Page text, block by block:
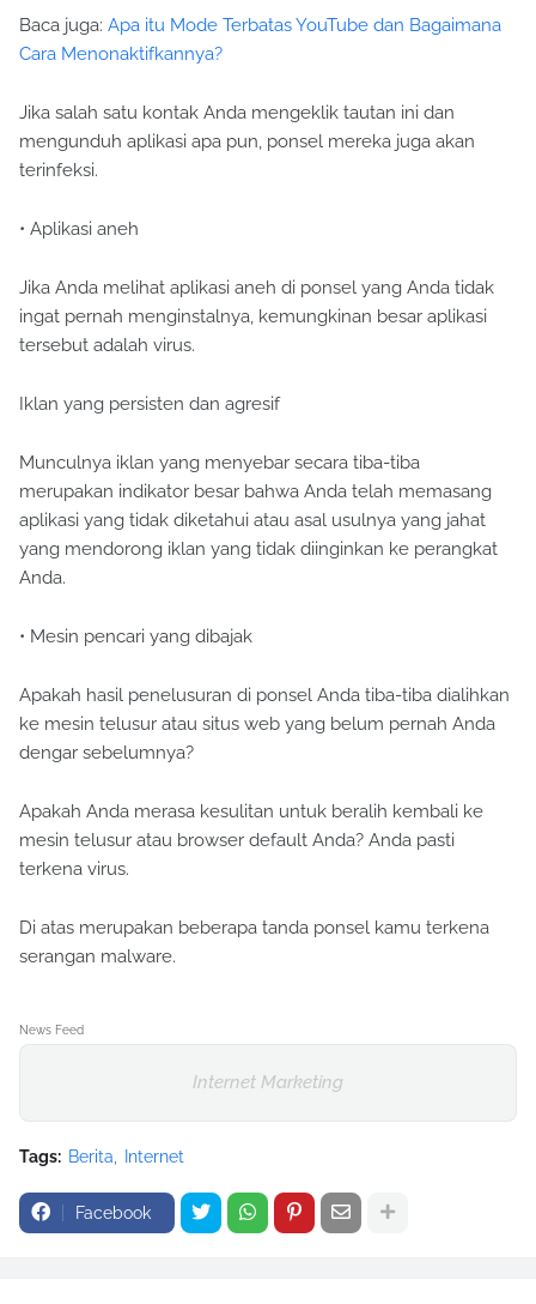
Baca juga: Apa itu Mode Terbatas YouTube dan Bagaimana
Cara Menonaktifkannya?
Jika salah satu kontak Anda mengeklik tautan ini dan
mengunduh aplikasi apa pun, ponsel mereka juga akan
terinfeksi.
• Aplikasi aneh
Jika Anda melihat aplikasi aneh di ponsel yang Anda tidak
ingat pernah menginstalnya, kemungkinan besar aplikasi
tersebut adalah virus.
Iklan yang persisten dan agresif
Munculnya iklan yang menyebar secara tiba-tiba
merupakan indikator besar bahwa Anda telah memasang
aplikasi yang tidak diketahui atau asal usulnya yang jahat
yang mendorong iklan yang tidak diinginkan ke perangkat
Anda.
• Mesin pencari yang dibajak
Apakah hasil penelusuran di ponsel Anda tiba-tiba dialihkan
ke mesin telusur atau situs web yang belum pernah Anda
dengar sebelumnya?
Apakah Anda merasa kesulitan untuk beralih kembali ke
mesin telusur atau browser default Anda? Anda pasti
terkena virus.
Di atas merupakan beberapa tanda ponsel kamu terkena
serangan malware.
News Feed
Internet Marketing
Tags: Berita Internet
Facebook